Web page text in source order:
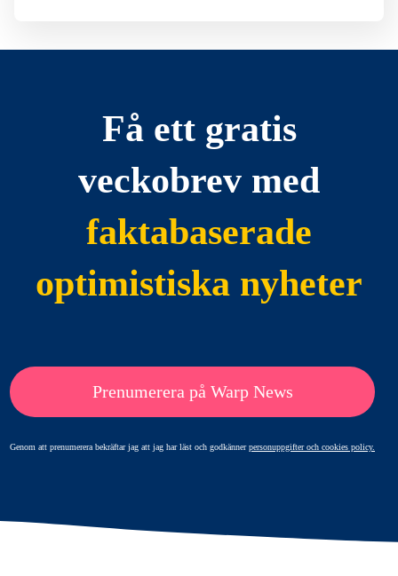
Få ett gratis
veckobrev med
faktabaserade
optimistiska nyheter
Prenumerera på Warp News
Genom att prenumerera bekräftar jag att jag har läst och godkännerpersonuppgifter och cookies policy.